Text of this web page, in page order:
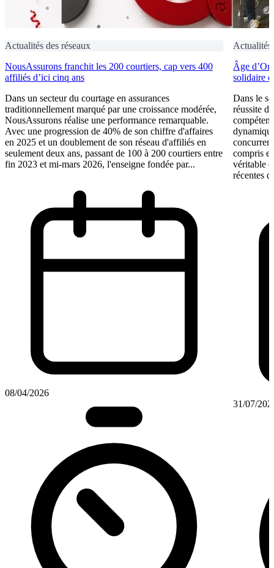
Actualités des réseaux
NousAssurons franchit les 200 courtiers, cap vers 400
affiliés d’ici cinq ans
Dans un secteur du courtage en assurances
traditionnellement marqué par une croissance modérée,
NousAssurons réalise une performance remarquable.
Avec une progression de 40% de son chiffre d'affaires
en 2025 et un doublement de son réseau d'affiliés en
seulement deux ans, passant de 100 à 200 courtiers entre
fin 2023 et mi-mars 2026, l'enseigne fondée par...
08/04/2026
Actualités
Âge d’Or
solidaire
Dans le
réussite
compris
véritable
récentes
31/07/